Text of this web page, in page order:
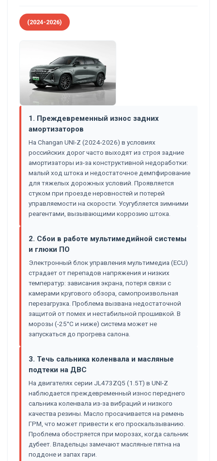
(2024-2026)
1. Преждевременный износ задних
амортизаторов
На Changan UNI-Z (2024-2026) в условиях
российских дорог часто выходят из строя задние
амортизаторы из-за конструктивной недоработки:
малый ход штока и недостаточное демпфирование
для тяжелых дорожных условий. Проявляется
стуком при проезде неровностей и потерей
управляемости на скорости. Усугубляется зимними
реагентами, вызывающими коррозию штока.
2. Сбои в работе мультимедийной системы
и глюки ПО
Электронный блок управления мультимедиа (ECU)
страдает от перепадов напряжения и низких
температур: зависания экрана, потеря связи с
камерами кругового обзора, самопроизвольная
перезагрузка. Проблема вызвана недостаточной
защитой от помех и нестабильной прошивкой. В
морозы (-25°C и ниже) система может не
запускаться до прогрева салона.
3. Течь сальника коленвала и масляные
подтеки на ДВС
На двигателях серии JL473ZQ5 (1.5T) в UNI-Z
наблюдается преждевременный износ переднего
сальника коленвала из-за вибраций и низкого
качества резины. Масло просачивается на ремень
ГРМ, что может привести к его проскальзыванию.
Проблема обостряется при морозах, когда сальник
дубеет. Владельцы замечают масляные пятна на
поддоне и запах гари.